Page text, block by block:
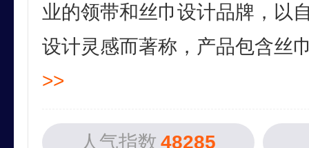
业的领带和丝巾设计品牌，以
设计灵感而著称，产品包含丝
>>
人气指数 48285